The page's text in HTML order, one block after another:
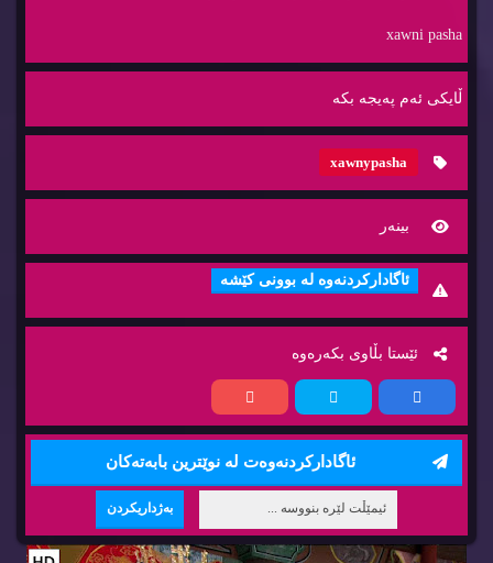
xawni pasha
ڵایكی ئه‌م په‌یجه‌ بكه‌
xawnypasha
بینه‌ر
ئاگاداركردنه‌وه‌ له‌ بوونی كێشه‌
ئێستا بڵاوی بكه‌ره‌وه‌
ئاگاداركردنه‌وه‌ت له‌ نوێترین بابه‌ته‌كان